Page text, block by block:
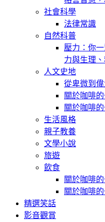
社會科學
法律常識
自然科普
壓力：你
力與生理
人文史地
從卑微到
關於咖啡
關於咖啡
生活風格
親子教養
文學小說
旅遊
飲食
關於咖啡
關於咖啡
精選笑話
影音觀賞